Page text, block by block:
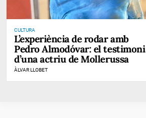
CULTURA
L’experiència de rodar amb
Pedro Almodóvar: el testimoni
d’una actriu de Mollerussa
ÀLVAR LLOBET